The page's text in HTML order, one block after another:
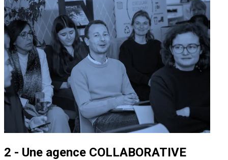
2 - Une agence COLLABORATIVE